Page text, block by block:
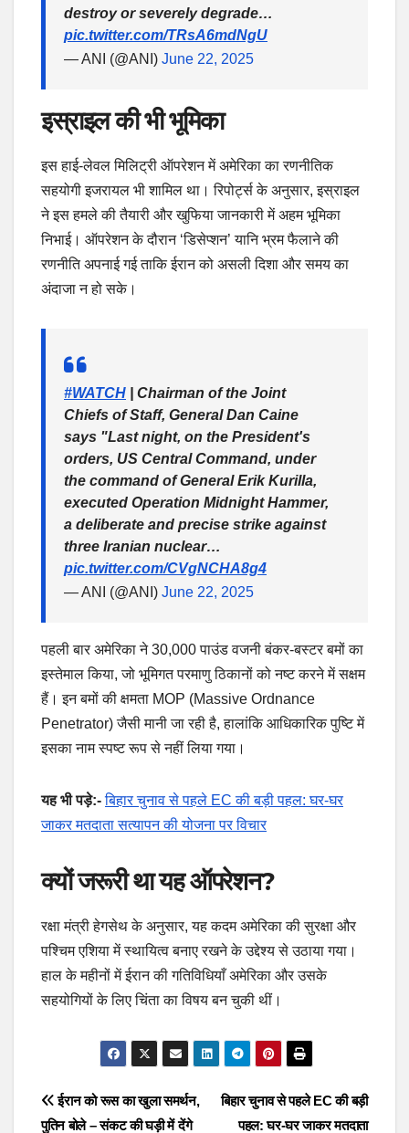
destroy or severely degrade…
pic.twitter.com/TRsA6mdNgU
— ANI (@ANI) June 22, 2025
इस्राइल की भी भूमिका
इस हाई-लेवल मिलिट्री ऑपरेशन में अमेरिका का रणनीतिक
सहयोगी इजरायल भी शामिल था। रिपोर्ट्स के अनुसार, इस्राइल
ने इस हमले की तैयारी और खुफिया जानकारी में अहम भूमिका
निभाई। ऑपरेशन के दौरान ‘डिसेप्शन’ यानि भ्रम फैलाने की
रणनीति अपनाई गई ताकि ईरान को असली दिशा और समय का
अंदाजा न हो सके।
#WATCH | Chairman of the Joint
Chiefs of Staff, General Dan Caine
says "Last night, on the President's
orders, US Central Command, under
the command of General Erik Kurilla,
executed Operation Midnight Hammer,
a deliberate and precise strike against
three Iranian nuclear…
pic.twitter.com/CVgNCHA8g4
— ANI (@ANI) June 22, 2025
पहली बार अमेरिका ने 30,000 पाउंड वजनी बंकर-बस्टर बमों का
इस्तेमाल किया, जो भूमिगत परमाणु ठिकानों को नष्ट करने में सक्षम
हैं। इन बमों की क्षमता MOP (Massive Ordnance
Penetrator) जैसी मानी जा रही है, हालांकि आधिकारिक पुष्टि में
इसका नाम स्पष्ट रूप से नहीं लिया गया।
यह भी पड़े:-बिहार चुनाव से पहले EC की बड़ी पहल: घर-घर
जाकर मतदाता सत्यापन की योजना पर विचार
क्यों जरूरी था यह ऑपरेशन?
रक्षा मंत्री हेगसेथ के अनुसार, यह कदम अमेरिका की सुरक्षा और
पश्चिम एशिया में स्थायित्व बनाए रखने के उद्देश्य से उठाया गया।
हाल के महीनों में ईरान की गतिविधियाँ अमेरिका और उसके
सहयोगियों के लिए चिंता का विषय बन चुकी थीं।
Post
बिहार चुनाव से पहले EC की बड़ी
पहल: घर-घर जाकर मतदाता
ईरान को रूस का खुला समर्थन,
पुतिन बोले – संकट की घड़ी में देंगे